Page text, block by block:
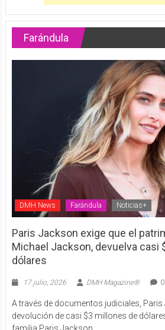
Farándula
DMH News Farándula Noticias+
Paris Jackson exige que el
Michael Jackson, devuelva casi
dólares
17 julio, 2026 DMH Magazine® 0
A través de documentos judiciales,
devolución de casi $3 millones de